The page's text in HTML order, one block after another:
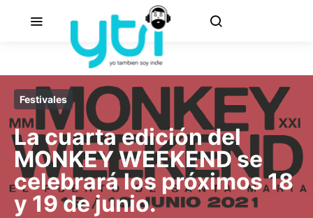
Festivales
La cuarta edición del
MONKEY WEEKEND se
celebrará los próximos 18
y 19 de junio.